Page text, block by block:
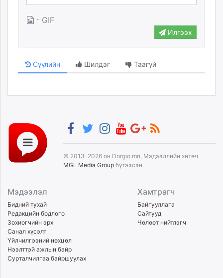
· GIF
Илгээх
Сүүлийн Шилдэг Таагүй
© 2013-2026 он Dorgio.mn, Мэдээллийн хөтөч
MGL Media Group бүтээсэн.
Мэдээлэл
Бидний тухай
Редакцийн бодлого
Зохиогчийн эрх
Санал хүсэлт
Үйлчилгээний нөхцөл
Нээлттэй ажлын байр
Сурталчилгаа байршуулах
Хамтрагч
Байгууллага
Сайтууд
Чөлөөт нийтлэгч